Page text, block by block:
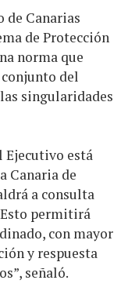
de Canarias
de Protección
norma que
del
singularidades
Ejecutivo está
Canaria de
a consulta
permitirá
con mayor
y respuesta
señaló.